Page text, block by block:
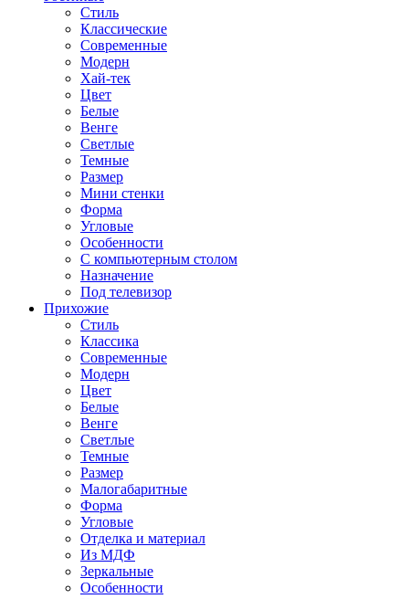
Стиль
Классические
Современные
Модерн
Хай-тек
Цвет
Белые
Венге
Светлые
Темные
Размер
Мини стенки
Форма
Угловые
Особенности
С компьютерным столом
Назначение
Под телевизор
Прихожие
Стиль
Классика
Современные
Модерн
Цвет
Белые
Венге
Светлые
Темные
Размер
Малогабаритные
Форма
Угловые
Отделка и материал
Из МДФ
Зеркальные
Особенности